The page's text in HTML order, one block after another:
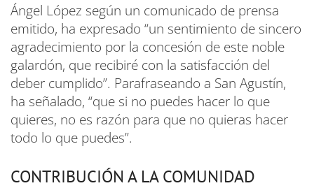
Ángel López según un comunicado de prensa
emitido, ha expresado “un sentimiento de sincero
agradecimiento por la concesión de este noble
galardón, que recibiré con la satisfacción del
deber cumplido”. Parafraseando a San Agustín,
ha señalado, “que si no puedes hacer lo que
quieres, no es razón para que no quieras hacer
todo lo que puedes”.
CONTRIBUCIÓN A LA COMUNIDAD